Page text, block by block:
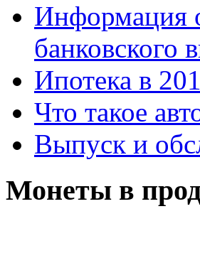
Информация
банковского
Ипотека в
Что такое
Выпуск и
Монеты в